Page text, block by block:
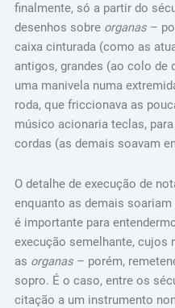
finalmente, só a partir do
desenhos sobre organas–
caixa cinturada (como as
antigos, grandes (ao colo de
uma manivela numa
roda, que friccionava as
músico acionaria teclas,
cordas (as demais soavam
O detalhe de execução de
enquanto as demais
é importante para
execução semelhante, cujos
as organas– porém,
sopro. É o caso, entre os
citação a um instrumento